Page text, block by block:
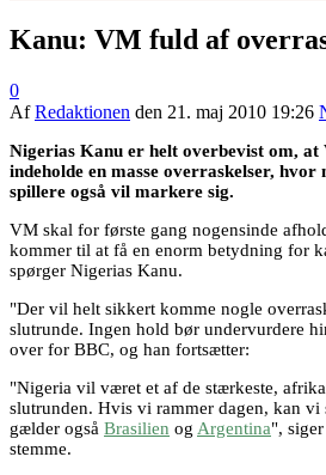
Kanu: VM fuld af
0
AfRedaktionen den 21. maj 2010 19:26
Nigerias Kanu er helt overbevist om,
indeholde en masse overraskelser, hvor
spillere også vil markere sig.
VM skal for første gang nogensinde
kommer til at få en enorm betydning for
spørger Nigerias Kanu.
"Der vil helt sikkert komme nogle
slutrunde. Ingen hold bør undervurdere
over for BBC, og han fortsætter:
"Nigeria vil været et af de stærkeste,
slutrunden. Hvis vi rammer dagen, kan vi
gælder også Brasilien og Argentina",
stemme.